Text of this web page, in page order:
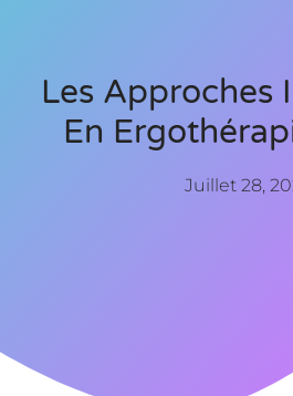
Les Approches
En
Juillet 28,